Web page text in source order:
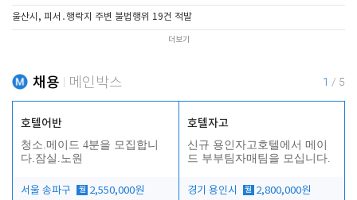
울산시, 피서․행락지 주변 불법행위 19건 적발
더보기
채용 메인박스 1 / 5
호텔어반
청소.메이드 4분을 모집합니
다.잠실.노원
서울 송파구 월 2,550,000원
호텔자고
신규 용인자고호텔에서 메이
드 부부팀자매팀을 모십니다.
경기 용인시 월 2,800,000원